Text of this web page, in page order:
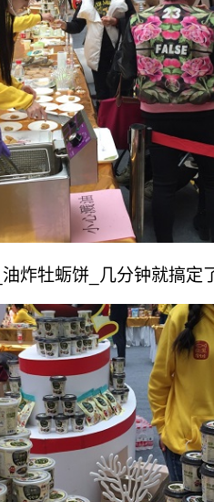
油炸牡蛎饼_ 几分钟就搞定